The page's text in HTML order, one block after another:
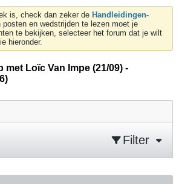
is, check dan zeker de Handleidingen-
posten en wedstrijden te lezen moet je
te bekijken, selecteer het forum dat je wilt
hieronder.
Loïc Van Impe (21/09) -
Filter